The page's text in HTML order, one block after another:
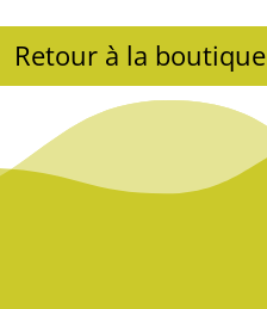
Retour à la boutique